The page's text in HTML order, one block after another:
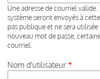
Une adresse de courriel
système seront envoyés à
pas publique et ne sera
nouveau mot de passe,
courriel.
Nom d'utilisateur